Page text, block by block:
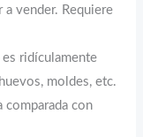
vender. Requiere
es ridículamente
moldes, etc.
comparada con